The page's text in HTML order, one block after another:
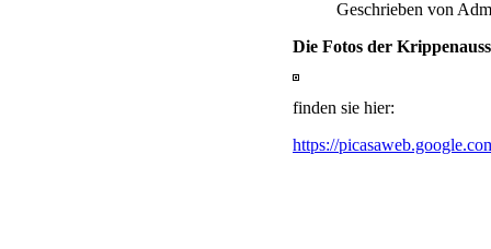
Geschrieben von
Die Fotos der
finden sie hier:
https://